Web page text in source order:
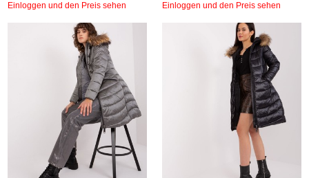
Einloggen und den Preis sehen Einloggen und den Preis sehen